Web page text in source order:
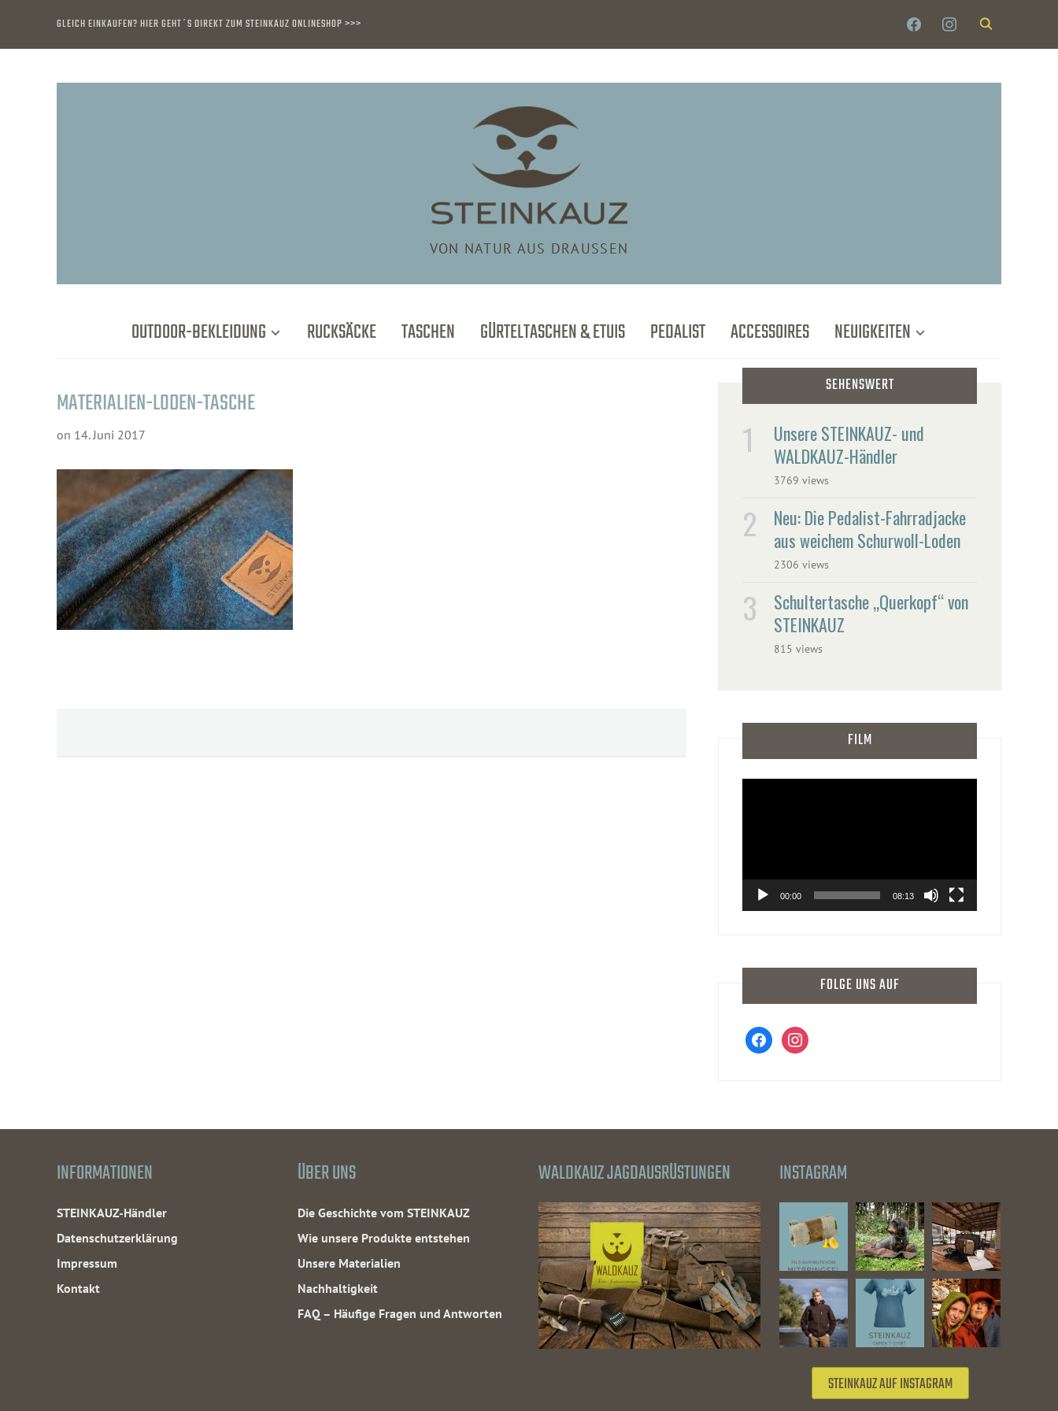
GLEICH EINKAUFEN? HIER GEHT´S DIREKT ZUM STEINKAUZ ONLINESHOP >>> FACEBOOK INSTAGRAM
VON NATUR AUS DRAUSSEN
OUTDOOR-BEKLEIDUNG RUCKSÄCKE TASCHEN GÜRTELTASCHEN & ETUIS PEDALIST ACCESSOIRES NEUIGKEITEN
MATERIALIEN-LODEN-TASCHE
on 14. Juni 2017
SEHENSWERT
Unsere STEINKAUZ- und
WALDKAUZ-Händler
3769 views
Neu: Die Pedalist-Fahrradjacke
aus weichem Schurwoll-Loden
2306 views
Schultertasche „Querkopf“ von
STEINKAUZ
815 views
FILM
00:00 08:13
FOLGE UNS AUF
facebookinstagram
INFORMATIONEN
STEINKAUZ-Händler
Datenschutzerklärung
Impressum
Kontakt
ÜBER UNS
Die Geschichte vom STEINKAUZ
Wie unsere Produkte entstehen
Unsere Materialien
Nachhaltigkeit
FAQ – Häufige Fragen und Antworten
WALDKAUZ JAGDAUSRÜSTUNGEN INSTAGRAM
STEINKAUZ AUF INSTAGRAM